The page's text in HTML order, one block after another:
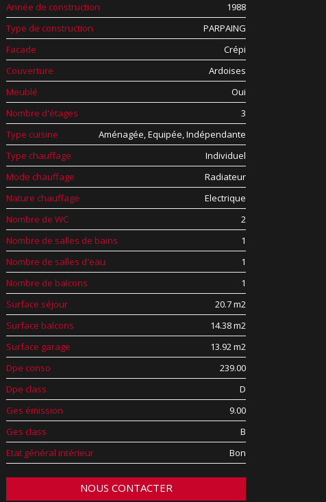
Année de construction
1988
Type de construction
PARPAING
Facade
Crépi
Couverture
Ardoises
Meublé
Oui
Nombre d'étages
3
Type cuisine
Aménagée, Equipée, Indépendante
Type chauffage
Individuel
Mode chauffage
Radiateur
Nature chauffage
Electrique
Nombre de WC
2
Nombre de salles de bains
1
Nombre de salles d'eau
1
Nombre de balcons
1
Surface séjour
20.7 m2
Surface balcons
14.38 m2
Surface garage
13.92 m2
Dpe conso
239.00
Dpe class
D
Ges émission
9.00
Ges class
B
Etat général intérieur
Bon
NOUS CONTACTER